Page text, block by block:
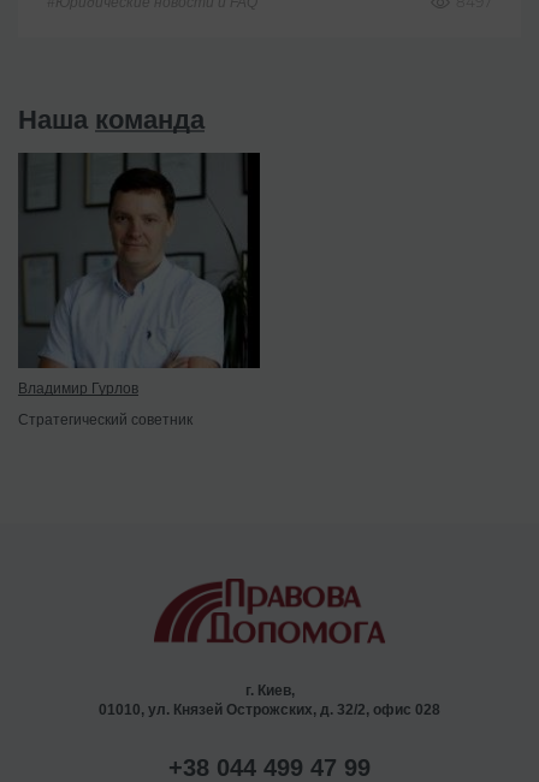
Наша команда
Владимир Гурлов
Стратегический советник
г. Киев,
01010, ул. Князей Острожских, д. 32/2, офис 028
+38 044 499 47 99